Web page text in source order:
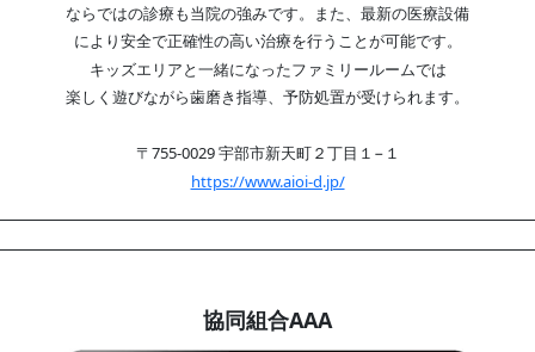
ならではの診療も当院の強みです。また、最新の医療設備
により安全で正確性の高い治療を行うことが可能です。
キッズエリアと一緒になったファミリールームでは
楽しく遊びながら歯磨き指導、予防処置が受けられます。
〒755-0029 宇部市新天町２丁目１−１
https://www.aioi-d.jp/
協同組合AAA